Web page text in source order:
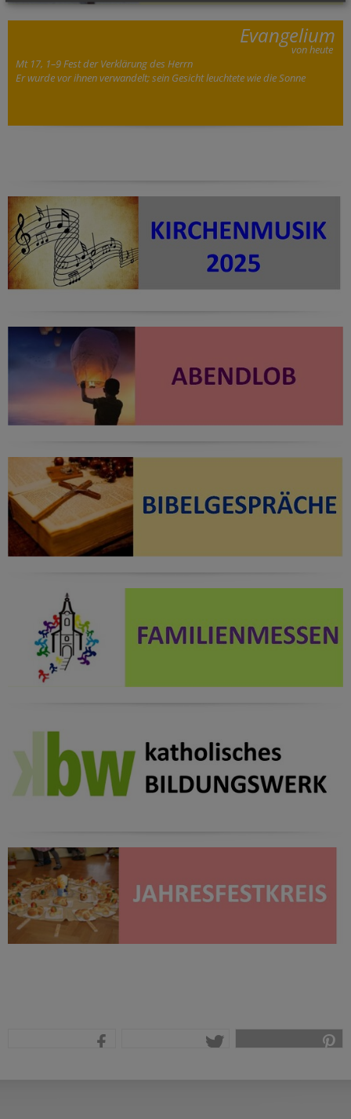
Evangelium
von heute
Mt 17, 1–9 Fest der Verklärung des Herrn
Er wurde vor ihnen verwandelt; sein Gesicht leuchtete wie die Sonne